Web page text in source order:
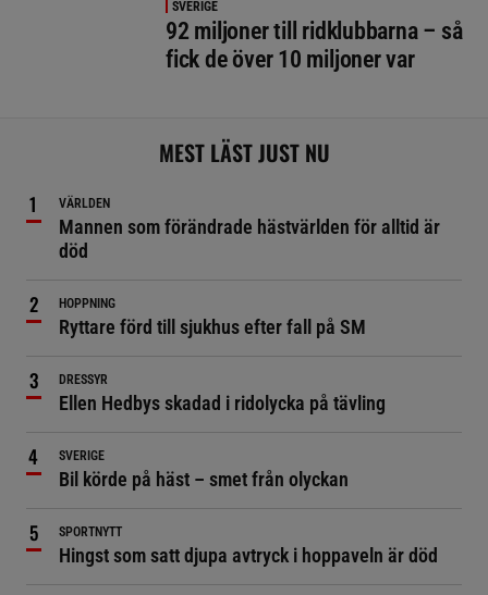
SVERIGE
92 miljoner till ridklubbarna – så
fick de över 10 miljoner var
MEST LÄST JUST NU
VÄRLDEN
Mannen som förändrade hästvärlden för alltid är
död
HOPPNING
Ryttare förd till sjukhus efter fall på SM
DRESSYR
Ellen Hedbys skadad i ridolycka på tävling
SVERIGE
Bil körde på häst – smet från olyckan
SPORTNYTT
Hingst som satt djupa avtryck i hoppaveln är död